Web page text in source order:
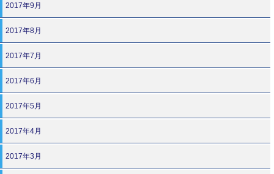
2017年9月
2017年8月
2017年7月
2017年6月
2017年5月
2017年4月
2017年3月